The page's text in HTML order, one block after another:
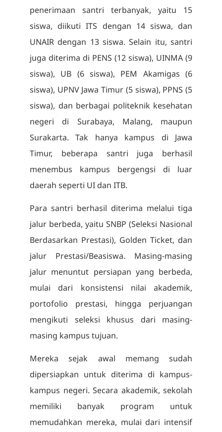
penerimaan santri terbanyak, yaitu 15
siswa, diikuti ITS dengan 14 siswa, dan
UNAIR dengan 13 siswa. Selain itu, santri
juga diterima di PENS (12 siswa), UINMA (9
siswa), UB (6 siswa), PEM Akamigas (6
siswa), UPNV Jawa Timur (5 siswa), PPNS (5
siswa), dan berbagai politeknik kesehatan
negeri di Surabaya, Malang, maupun
Surakarta. Tak hanya kampus di Jawa
Timur, beberapa santri juga berhasil
menembus kampus bergengsi di luar
daerah seperti UI dan ITB.
Para santri berhasil diterima melalui tiga
jalur berbeda, yaitu SNBP (Seleksi Nasional
Berdasarkan Prestasi), Golden Ticket, dan
jalur Prestasi/Beasiswa. Masing-masing
jalur menuntut persiapan yang berbeda,
mulai dari konsistensi nilai akademik,
portofolio prestasi, hingga perjuangan
mengikuti seleksi khusus dari masing-
masing kampus tujuan.
Mereka sejak awal memang sudah
dipersiapkan untuk diterima di kampus-
kampus negeri. Secara akademik, sekolah
memiliki banyak program untuk
memudahkan mereka, mulai dari intensif